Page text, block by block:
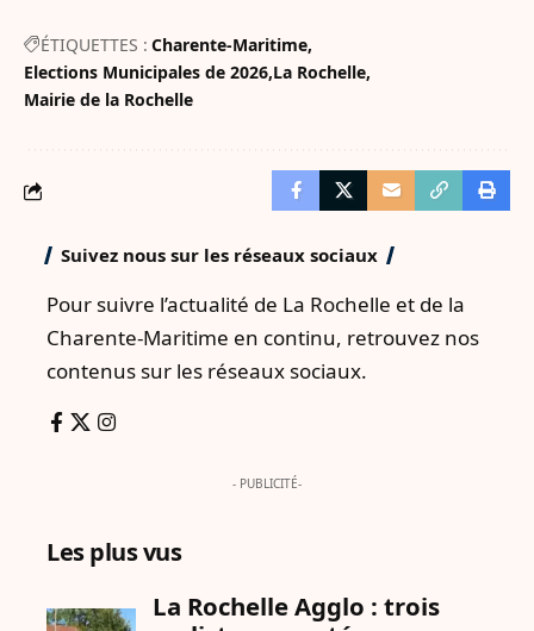
ÉTIQUETTES : Charente-Maritime
Elections Municipales de 2026 La Rochelle
Mairie de la Rochelle
Suivez nous sur les réseaux sociaux
Pour suivre l’actualité de La Rochelle et de la
Charente-Maritime en continu, retrouvez nos
contenus sur les réseaux sociaux.
- PUBLICITÉ-
Les plus vus